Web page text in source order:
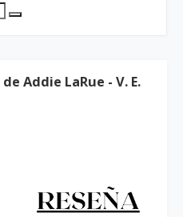
Addie LaRue - V. E.